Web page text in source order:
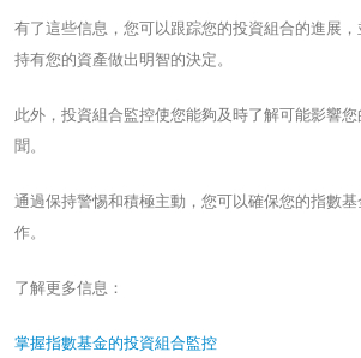
有了這些信息，您可以跟踪您的投資組合的進展
持有您的資產做出明智的決定。
此外，投資組合監控使您能夠及時了解可能影響
聞。
通過保持警惕和積極主動，您可以確保您的指數
作。
了解更多信息：
掌握指數基金的投資組合監控